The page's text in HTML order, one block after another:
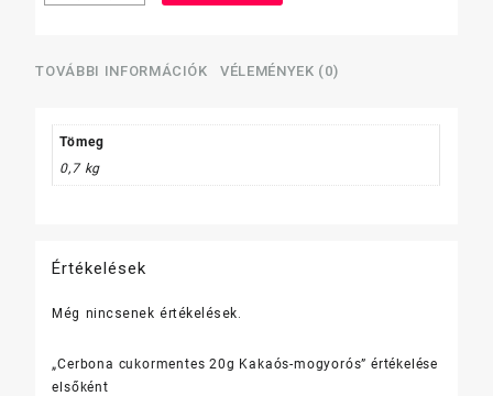
mogyorós
TOVÁBBI INFORMÁCIÓK VÉLEMÉNYEK (0)
Tömeg
0,7 kg
Értékelések
Még nincsenek értékelések.
„Cerbona cukormentes 20g Kakaós-mogyorós” értékelése
elsőként